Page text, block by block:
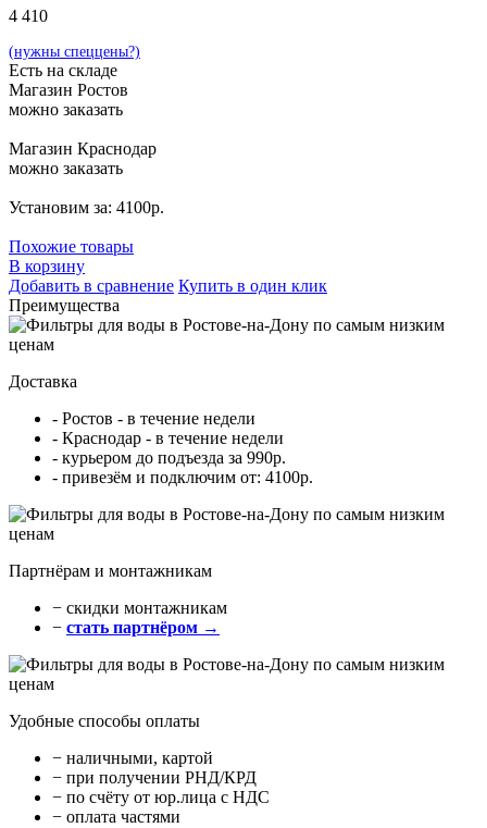
4 410
(нужны спеццены?)
Есть на складе
Магазин Ростов
можно заказать
Магазин Краснодар
можно заказать
Установим за: 4100р.
Похожие товары
В корзину
Добавить в сравнение Купить в один клик
Преимущества
Доставка
- Ростов - в течение недели
- Краснодар - в течение недели
- курьером до подъезда за 990р.
- привезём и подключим от: 4100р.
Партнёрам и монтажникам
− cкидки монтажникам
− стать партнёром →
Удобные способы оплаты
− наличными, картой
− при получении РНД/КРД
− по счёту от юр.лица с НДС
− оплата частями